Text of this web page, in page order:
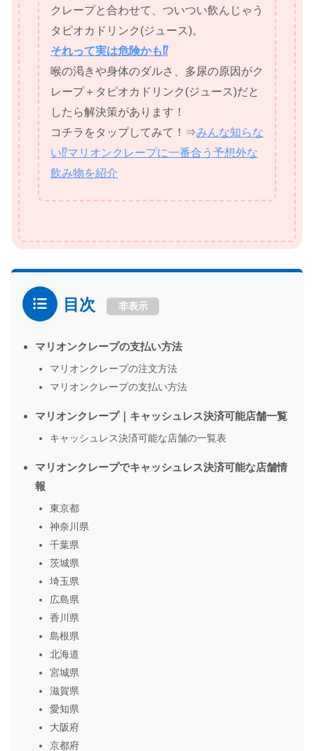
クレープと合わせて、ついつい飲んじゃう
タピオカドリンク(ジュース)。
それって実は危険かも⁉
喉の渇きや身体のダルさ、多尿の原因がク
レープ＋タピオカドリンク(ジュース)だと
したら解決策があります！
コチラをタップしてみて！⇒みんな知らな
い⁉マリオンクレープに一番合う予想外な
飲み物を紹介
目次 非表示
マリオンクレープの支払い方法
マリオンクレープの注文方法
マリオンクレープの支払い方法
マリオンクレープ｜キャッシュレス決済可能店舗一覧
キャッシュレス決済可能な店舗の一覧表
マリオンクレープでキャッシュレス決済可能な店舗情
報
東京都
神奈川県
千葉県
茨城県
埼玉県
広島県
香川県
島根県
北海道
宮城県
滋賀県
愛知県
大阪府
京都府